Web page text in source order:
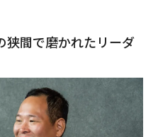
狭間で磨かれたリーダ